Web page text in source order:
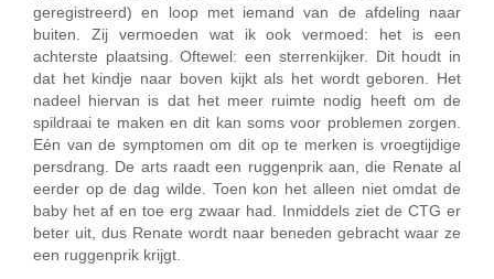
geregistreerd) en loop met iemand van de afdeling naar
buiten. Zij vermoeden wat ik ook vermoed: het is een
achterste plaatsing. Oftewel: een sterrenkijker. Dit houdt in
dat het kindje naar boven kijkt als het wordt geboren. Het
nadeel hiervan is dat het meer ruimte nodig heeft om de
spildraai te maken en dit kan soms voor problemen zorgen.
Eén van de symptomen om dit op te merken is vroegtijdige
persdrang. De arts raadt een ruggenprik aan, die Renate al
eerder op de dag wilde. Toen kon het alleen niet omdat de
baby het af en toe erg zwaar had. Inmiddels ziet de CTG er
beter uit, dus Renate wordt naar beneden gebracht waar ze
een ruggenprik krijgt.